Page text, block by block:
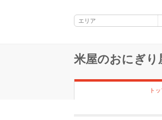
米屋のおにぎり
ト